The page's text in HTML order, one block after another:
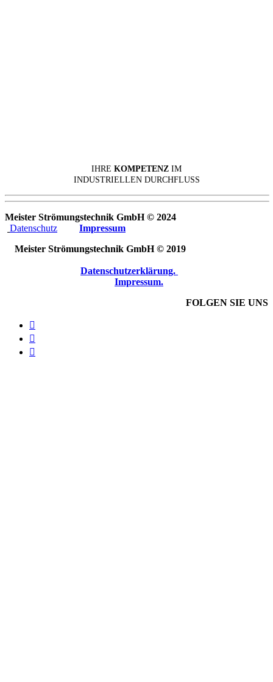
IHRE KOMPETENZ IM
INDUSTRIELLEN DURCHFLUSS
Meister Strömungstechnik GmbH © 2024
Datenschutz
Impressum
Meister Strömungstechnik GmbH © 2019
Datenschutzerklärung.
Impressum.
FOLGEN SIE UNS


